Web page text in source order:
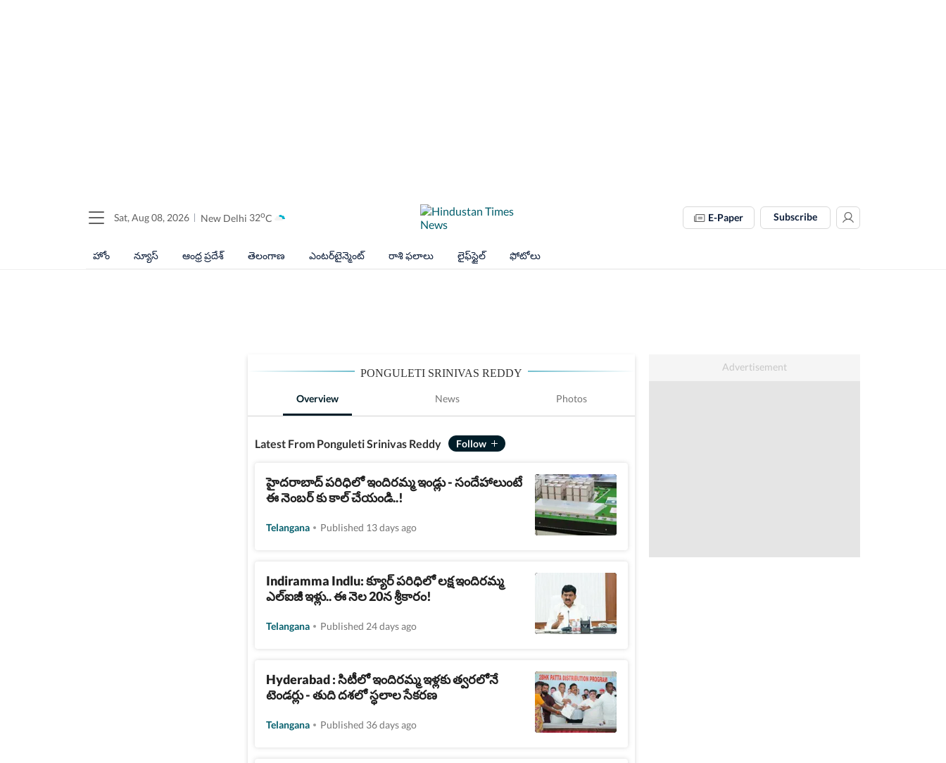
Sat, Aug 08, 2026 New Delhi 32oC E-Paper Subscribe
హోం న్యూస్ ఆంధ్ర ప్రదేశ్ తెలంగాణ ఎంటర్‌టైన్మెంట్ రాశి ఫలాలు లైఫ్‌స్టైల్ ఫోటోలు
PONGULETI SRINIVAS REDDY
Overview News Photos
Latest From Ponguleti Srinivas Reddy
హైదరాబాద్ పరిధిలో ఇందిరమ్మ ఇండ్లు - సందేహాలుంటే
ఈ నెంబర్ కు కాల్ చేయండి..!
Telangana Published 13 days ago
Indiramma Indlu: క్యూర్ పరిధిలో లక్ష ఇందిరమ్మ
ఎల్ఐజీ ఇళ్లు.. ఈ నెల 20న శ్రీకారం!
Telangana Published 24 days ago
Hyderabad : సిటీలో ఇందిరమ్మ ఇళ్లకు త్వరలోనే
టెండర్లు - తుది దశలో స్ధలాల సేక‌ర‌ణ‌
Telangana Published 36 days ago